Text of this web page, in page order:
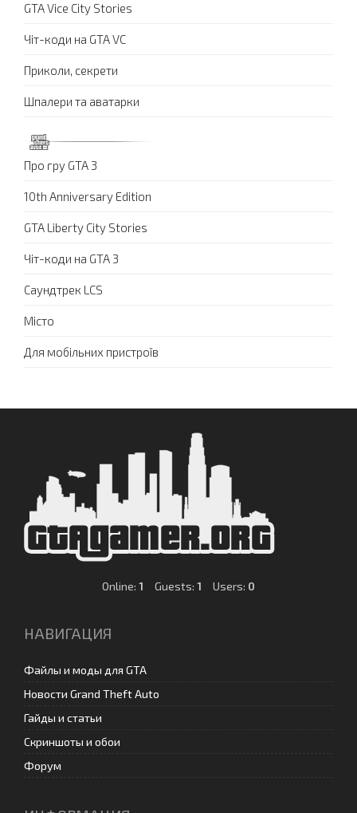
GTA Vice City Stories
Чіт-коди на GTA VC
Приколи, секрети
Шпалери та аватарки
Про гру GTA 3
10th Anniversary Edition
GTA Liberty City Stories
Чіт-коди на GTA 3
Саундтрек LCS
Місто
Для мобільних пристроїв
Online: 1 Guests: 1 Users: 0
НАВИГАЦИЯ
Файлы и моды для GTA
Новости Grand Theft Auto
Гайды и статьи
Скриншоты и обои
Форум